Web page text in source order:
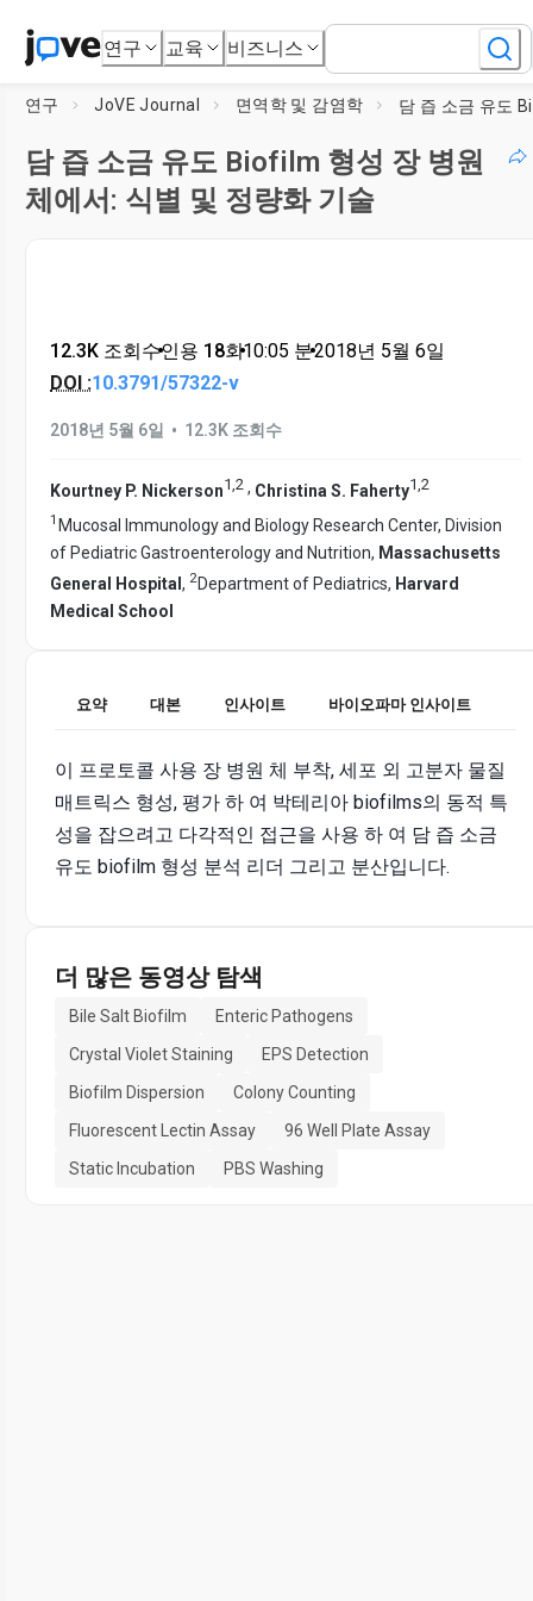
연구 교육 비즈니스
연구 JoVE Journal 면역학 및 감염학
담 즙 소금 유도 Biofilm 형성 장 병원
체에서: 식별 및 정량화 기술
12.3K 조회수•인용 18회•10:05 분•2018년 5월 6일
DOI :10.3791/57322-v
2018년 5월 6일 • 12.3K 조회수
Kourtney P. Nickerson1,2 , Christina S. Faherty1,2
1 Mucosal Immunology and Biology Research Center, Division
of Pediatric Gastroenterology and Nutrition, Massachusetts
General Hospital , 2Department of Pediatrics, Harvard
Medical School
요약 대본 인사이트 바이오파마 인사이트
이 프로토콜 사용 장 병원 체 부착, 세포 외 고분자 물질
매트릭스 형성, 평가 하 여 박테리아 biofilms의 동적 특
성을 잡으려고 다각적인 접근을 사용 하 여 담 즙 소금
유도 biofilm 형성 분석 리더 그리고 분산입니다.
더 많은 동영상 탐색
Bile Salt Biofilm
Enteric Pathogens
Crystal Violet Staining
EPS Detection
Biofilm Dispersion
Colony Counting
Fluorescent Lectin Assay
96 Well Plate Assay
Static Incubation
PBS Washing